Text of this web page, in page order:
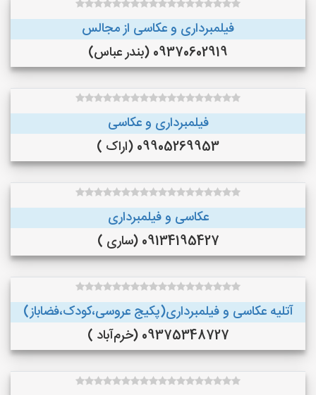
فیلمبرداری و عکاسی از مجالس
09370602919 (بندر عباس)
فیلمبرداری و عکاسی
09905269953 (اراک )
عکاسی و فیلمبرداری
09134195427 (ساری )
آتلیه عکاسی و فیلمبرداری(پکیج عروسی،کودک،فضاباز)
09375348727 (خرم‌آباد )